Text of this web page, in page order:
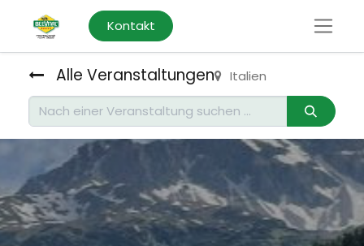
Kontakt
Alle Veranstaltungen Italien